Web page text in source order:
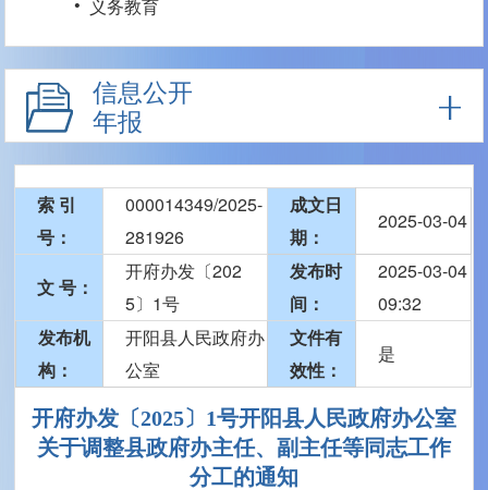
义务教育
信息公开
年报
索 引
号：
000014349/2025-
281926
成文日
期：
2025-03-04
文 号：
开府办发〔202
5〕1号
发布时
间：
2025-03-04
09:32
发布机
构：
开阳县人民政府办
公室
文件有
效性：
是
开府办发〔2025〕1号开阳县人民政府办公室
关于调整县政府办主任、副主任等同志工作
分工的通知